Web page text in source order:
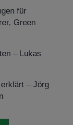
für
Green
– Lukas
– Jörg